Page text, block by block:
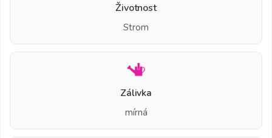
Životnost
Strom
Zálivka
mírná